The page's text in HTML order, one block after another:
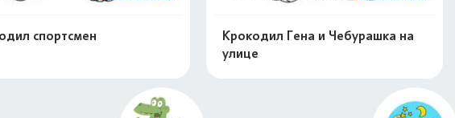
спортсмен
Распечатать и скачать
Крокодил Гена и Чебурашка на
улице